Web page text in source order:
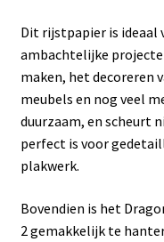
Dit rijstpapier is ideaal
ambachtelijke
maken, het decoreren
meubels en nog veel
duurzaam, en scheurt
perfect is voor
plakwerk.
Bovendien is het
2 gemakkelijk te